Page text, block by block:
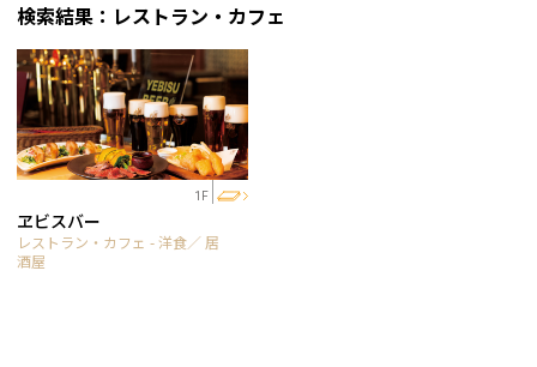
検索結果：レストラン・カフェ
1F
ヱビスバー
レストラン・カフェ - 洋食／ 居
酒屋